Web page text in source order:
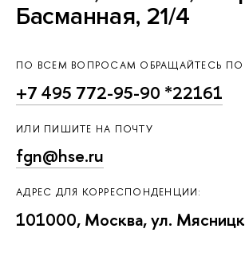
Басманная, 21/4
ПО ВСЕМ ВОПРОСАМ ОБРАЩАЙТЕСЬ ПО
+7 495 772-95-90 *22161
ИЛИ ПИШИТЕ НА ПОЧТУ
fgn@hse.ru
АДРЕС ДЛЯ КОРРЕСПОНДЕНЦИИ:
101000, Москва, ул.